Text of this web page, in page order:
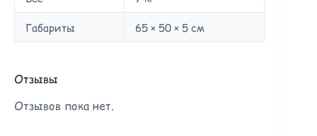
Габариты
65 × 50 × 5 см
Отзывы
Отзывов пока нет.